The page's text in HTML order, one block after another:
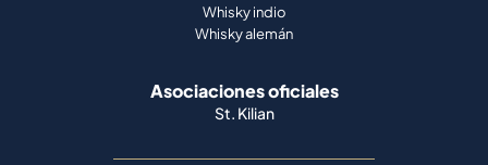
Whisky indio
Whisky alemán
Asociaciones oficiales
St. Kilian